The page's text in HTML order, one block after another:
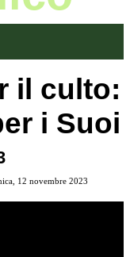
il culto:
i Suoi
12 novembre 2023